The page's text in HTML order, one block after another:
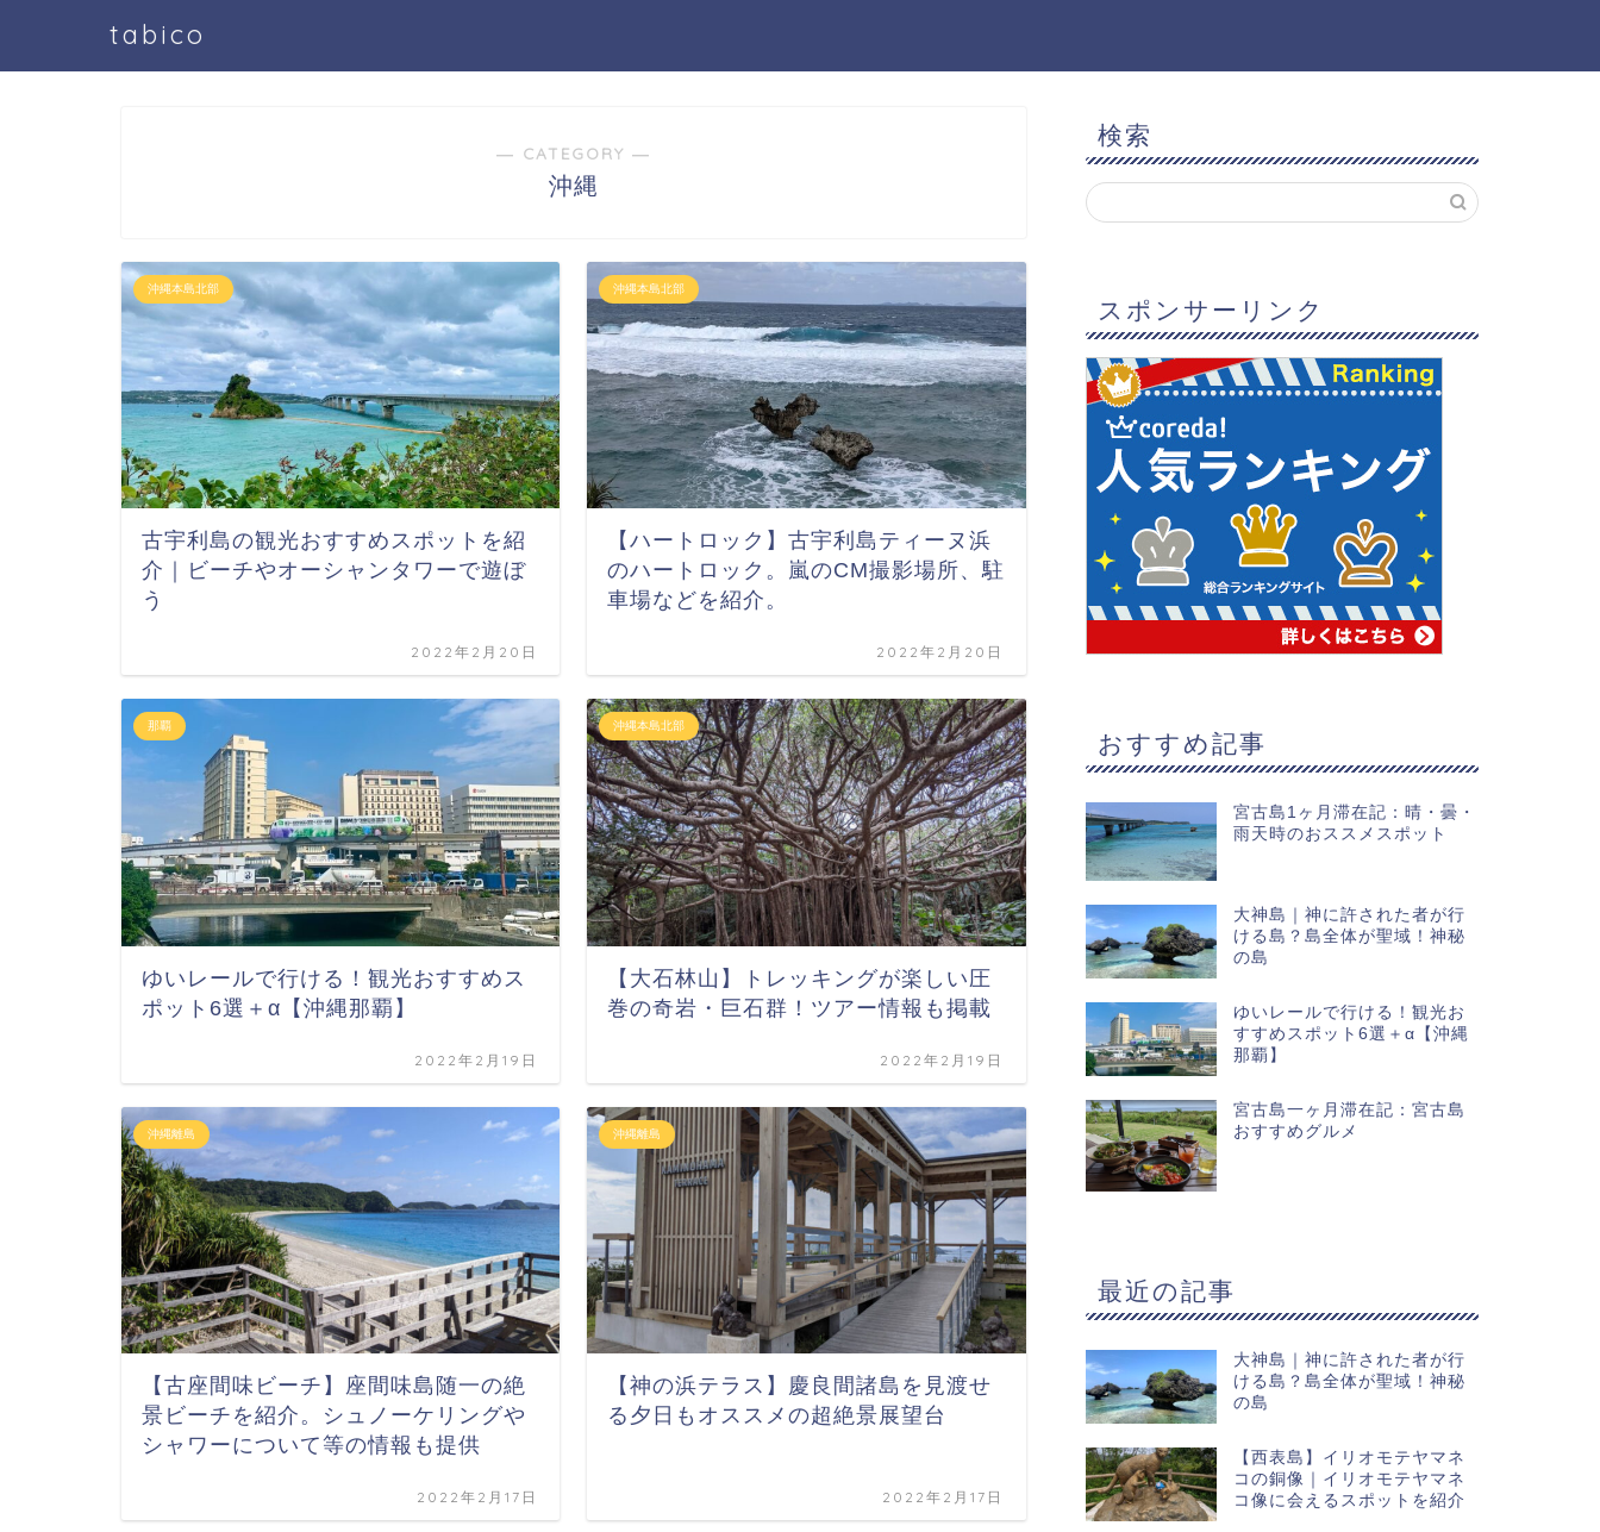
tabico
― CATEGORY ―
沖縄
沖縄本島北部
古宇利島の観光おすすめスポットを紹
介｜ビーチやオーシャンタワーで遊ぼ
う
2022年2月20日
沖縄本島北部
【ハートロック】古宇利島ティーヌ浜
のハートロック。嵐のCM撮影場所、駐
車場などを紹介。
2022年2月20日
那覇
ゆいレールで行ける！観光おすすめス
ポット6選＋α【沖縄那覇】
2022年2月19日
沖縄本島北部
【大石林山】トレッキングが楽しい圧
巻の奇岩・巨石群！ツアー情報も掲載
2022年2月19日
沖縄離島
【古座間味ビーチ】座間味島随一の絶
景ビーチを紹介。シュノーケリングや
シャワーについて等の情報も提供
2022年2月17日
沖縄離島
【神の浜テラス】慶良間諸島を見渡せ
る夕日もオススメの超絶景展望台
2022年2月17日
検索
スポンサーリンク
おすすめ記事
宮古島1ヶ月滞在記：晴・曇・
雨天時のおススメスポット
大神島｜神に許された者が行
ける島？島全体が聖域！神秘
の島
ゆいレールで行ける！観光お
すすめスポット6選＋α【沖縄
那覇】
宮古島一ヶ月滞在記：宮古島
おすすめグルメ
最近の記事
大神島｜神に許された者が行
ける島？島全体が聖域！神秘
の島
【西表島】イリオモテヤマネ
コの銅像｜イリオモテヤマネ
コ像に会えるスポットを紹介